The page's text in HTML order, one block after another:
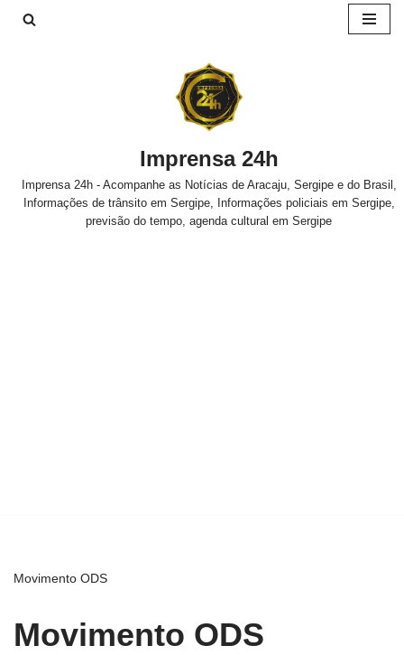
Imprensa 24h
Imprensa 24h - Acompanhe as Notícias de Aracaju, Sergipe e do Brasil,
Informações de trânsito em Sergipe, Informações policiais em Sergipe,
previsão do tempo, agenda cultural em Sergipe
Movimento ODS
Movimento ODS